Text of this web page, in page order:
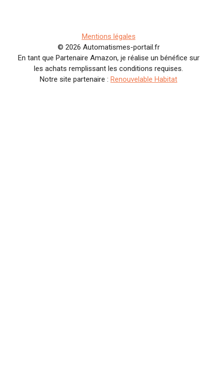
Mentions légales
© 2026 Automatismes-portail.fr
En tant que Partenaire Amazon, je réalise un bénéfice sur
les achats remplissant les conditions requises.
Notre site partenaire : Renouvelable Habitat